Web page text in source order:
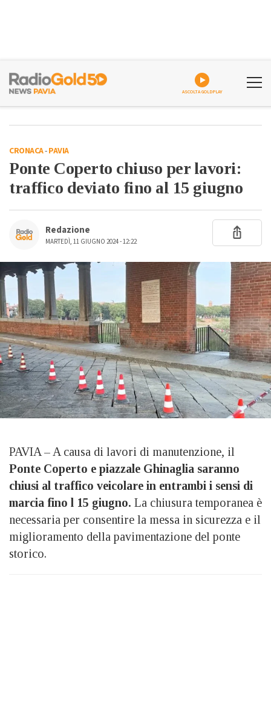
ASCOLTA GOLDPLAY
CRONACA-PAVIA
Ponte Coperto chiuso per lavori:
traffico deviato fino al 15 giugno
Redazione
MARTEDÌ, 11 GIUGNO 2024 - 12:22
PAVIA – A causa di lavori di manutenzione, il
Ponte Coperto e piazzale Ghinaglia saranno
chiusi al traffico veicolare in entrambi i sensi di
marcia fino l 15 giugno. La chiusura temporanea è
necessaria per consentire la messa in sicurezza e il
miglioramento della pavimentazione del ponte
storico.